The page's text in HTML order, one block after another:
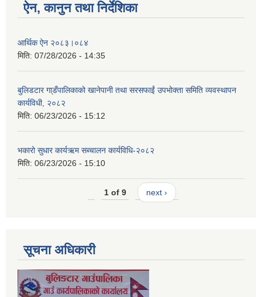
ऐन, कानुन तथा निर्देशिका
आर्थिक ऐन २०८३।०८४
मिति: 07/28/2026 - 14:35
बुलिडटार गा्डँपालिकाको खानेपानी तथा सरसफाईं उपभोक्ता समिति व्यवस्थापन
कार्यविधी, २०८२
मिति: 06/23/2026 - 15:12
भकारो सुधार कार्यऋम सब्चालन कार्यविधि-२०८२
मिति: 06/23/2026 - 15:10
1 of 9 next ›
सूचना अधिकारी